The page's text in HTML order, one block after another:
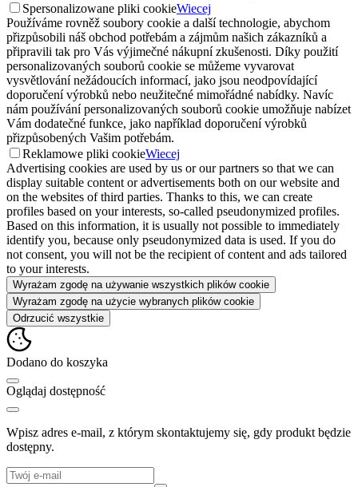
Spersonalizowane pliki cookieWiecej
Používáme rovněž soubory cookie a další technologie, abychom
přizpůsobili náš obchod potřebám a zájmům našich zákazníků a
připravili tak pro Vás výjimečné nákupní zkušenosti. Díky použití
personalizovaných souborů cookie se můžeme vyvarovat
vysvětlování nežádoucích informací, jako jsou neodpovídající
doporučení výrobků nebo neužitečné mimořádné nabídky. Navíc
nám používání personalizovaných souborů cookie umožňuje nabízet
Vám dodatečné funkce, jako například doporučení výrobků
přizpůsobených Vašim potřebám.
Reklamowe pliki cookieWiecej
Advertising cookies are used by us or our partners so that we can
display suitable content or advertisements both on our website and
on the websites of third parties. Thanks to this, we can create
profiles based on your interests, so-called pseudonymized profiles.
Based on this information, it is usually not possible to immediately
identify you, because only pseudonymized data is used. If you do
not consent, you will not be the recipient of content and ads tailored
to your interests.
Wyrażam zgodę na używanie wszystkich plików cookie
Wyrażam zgodę na użycie wybranych plików cookie
Odrzucić wszystkie
Dodano do koszyka
Oglądaj dostępność
Wpisz adres e-mail, z którym skontaktujemy się, gdy produkt będzie
dostępny.